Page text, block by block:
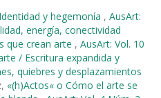
Identidad y hegemonía , AusArt:
energía, conectividad
que crean arte , AusArt: Vol. 10
/ Escritura expandida y
quiebres y desplazamientos
«(h)Actos« o Cómo el arte se